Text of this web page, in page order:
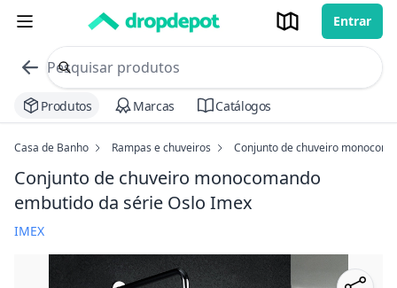
Entrar
commerce search no header
Procurar
Produtos Marcas Catálogos
Casa de Banho Rampas e chuveiros Conjunto de chuveiro
Conjunto de chuveiro monocomando
embutido da série Oslo Imex
IMEX